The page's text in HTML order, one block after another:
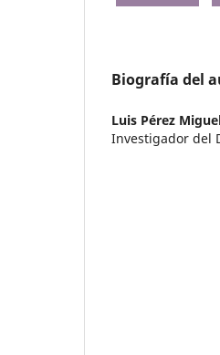
Biografía del
Luis Pérez
Investigador del